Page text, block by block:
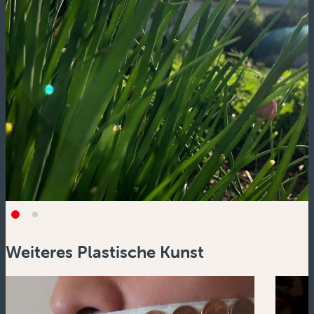
Weiteres Plastische Kunst